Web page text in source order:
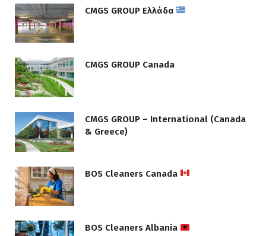
CMGS GROUP Ελλάδα
CMGS GROUP Canada
CMGS GROUP – International (Canada
& Greece)
BOS Cleaners Canada
BOS Cleaners Albania